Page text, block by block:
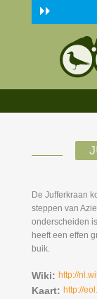
Skip to main content
De Jufferkraan
steppen van
onderscheiden
heeft een effen
buik.
Wiki: http://
Kaart: http://